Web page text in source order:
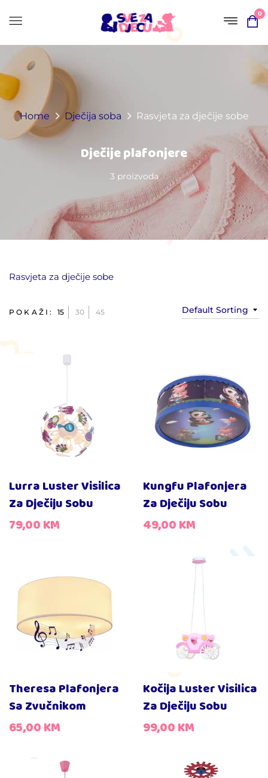
0
Home Dječija soba Rasvjeta za dječije sobe
Dječije plafonjere
3 proizvoda
Rasvjeta za dječije sobe
Default Sorting
POKAŽI: 15 30 45
Lurra Luster Visilica
Za Dječiju Sobu
79,00KM
Kungfu Plafonjera
Za Dječiju Sobu
49,00KM
Theresa Plafonjera
Sa Zvučnikom
65,00KM
Kočija Luster Visilica
Za Dječiju Sobu
99,00KM